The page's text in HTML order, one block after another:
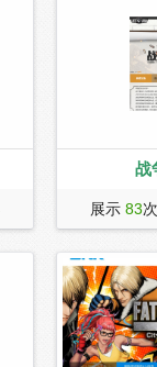
战
《战争前线》
网游，游戏采
cryengine3引
四种职业、持
心的pvp模式
统，为玩家打
展示 83